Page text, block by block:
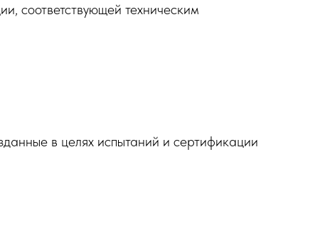
соответствующей техническим
в целях испытаний и сертификации